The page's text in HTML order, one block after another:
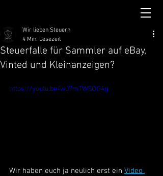
Steuerfalle für Sammler auf eBay,
Vinted und Kleinanzeigen?
Wir lieben Steuern
4 Min. Lesezeit
https://youtu.be/w07mTWSOG4g
Wir haben euch ja neulich erst ein Video